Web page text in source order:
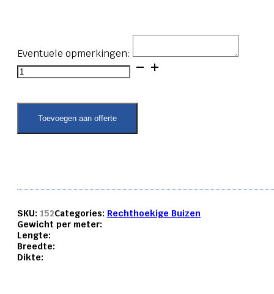
Eventuele opmerkingen:
Rechthoekige
buis
50x25x3
aantalToevoegen aan offerte
SKU: 152Categories: Rechthoekige Buizen
Gewicht per meter:
Lengte:
Breedte:
Dikte: